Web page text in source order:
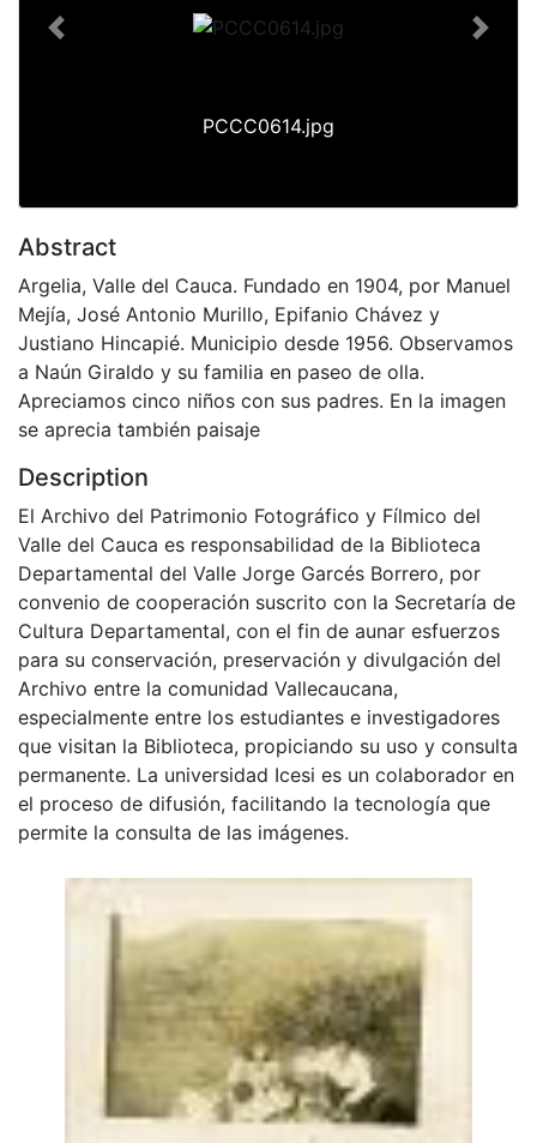
PCCC0614.jpg
Previous Next
Abstract
Argelia, Valle del Cauca. Fundado en 1904, por Manuel
Mejía, José Antonio Murillo, Epifanio Chávez y
Justiano Hincapié. Municipio desde 1956. Observamos
a Naún Giraldo y su familia en paseo de olla.
Apreciamos cinco niños con sus padres. En la imagen
se aprecia también paisaje
Description
El Archivo del Patrimonio Fotográfico y Fílmico del
Valle del Cauca es responsabilidad de la Biblioteca
Departamental del Valle Jorge Garcés Borrero, por
convenio de cooperación suscrito con la Secretaría de
Cultura Departamental, con el fin de aunar esfuerzos
para su conservación, preservación y divulgación del
Archivo entre la comunidad Vallecaucana,
especialmente entre los estudiantes e investigadores
que visitan la Biblioteca, propiciando su uso y consulta
permanente. La universidad Icesi es un colaborador en
el proceso de difusión, facilitando la tecnología que
permite la consulta de las imágenes.